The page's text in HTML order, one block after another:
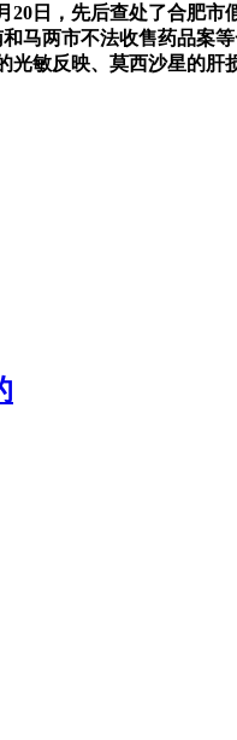
20日，先后查处了合肥
马两市不法收售药品案
敏反映、莫西沙星的